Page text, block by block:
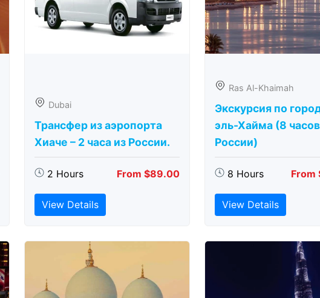
Dubai
Трансфер из аэропорта
Хиаче – 2 часа из России.
2 Hours From $89.00
View Details
Ras Al-Khaimah
Экскурсия по
эль-Хайма (8
России)
8 Hours From
View Details